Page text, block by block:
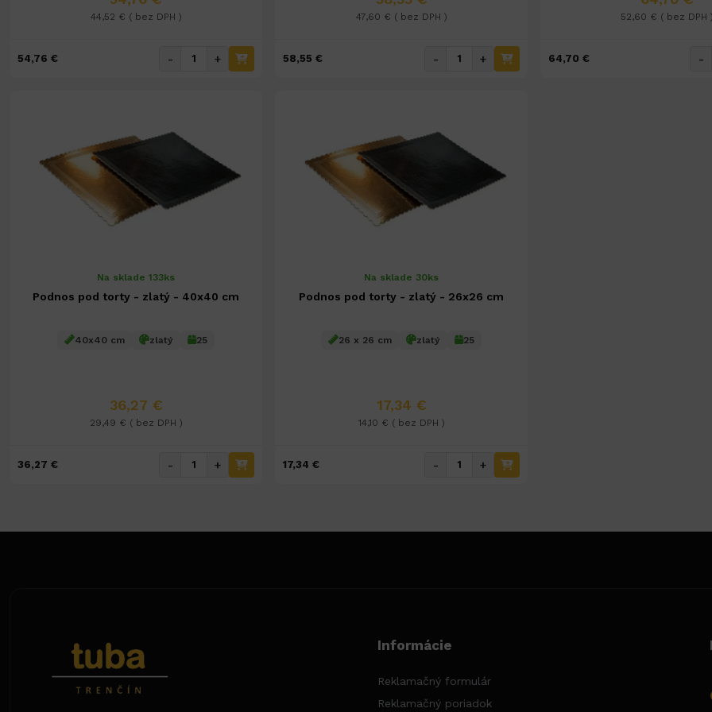
44,52 € ( bez DPH )
54,76 € - +
47,60 € ( bez DPH )
58,55 € - +
52,60 € ( bez DPH )
64,70 € -
Na sklade 133ks
Podnos pod torty - zlatý - 40x40 cm
40x40 cm zlatý 25
36,27 €
29,49 € ( bez DPH )
36,27 € - +
Na sklade 30ks
Podnos pod torty - zlatý - 26x26 cm
26 x 26 cm zlatý 25
17,34 €
14,10 € ( bez DPH )
17,34 € - +
Informácie
Reklamačný formulár
Reklamačný poriadok